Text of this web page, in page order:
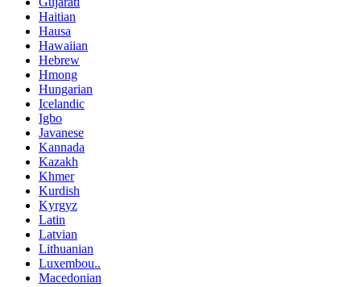
Haitian
Hausa
Hawaiian
Hebrew
Hmong
Hungarian
Icelandic
Igbo
Javanese
Kannada
Kazakh
Khmer
Kurdish
Kyrgyz
Latin
Latvian
Lithuanian
Luxembou..
Macedonian